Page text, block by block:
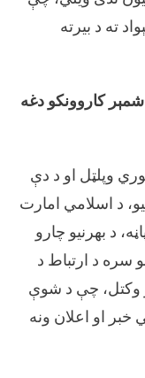
ته د بیرته
شمېر کاروونکو دغه
وپلټل او د دې
د اسلامي امارت
د بهرنیو چارو
سره د ارتباط د
وکتل، چې د شوې
خبر او اعلان ونه